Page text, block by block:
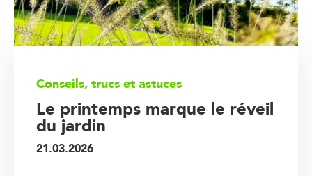
News
Portraits
Conseils, trucs et astuces
Le printemps marque le réveil
du jardin
21.03.2026